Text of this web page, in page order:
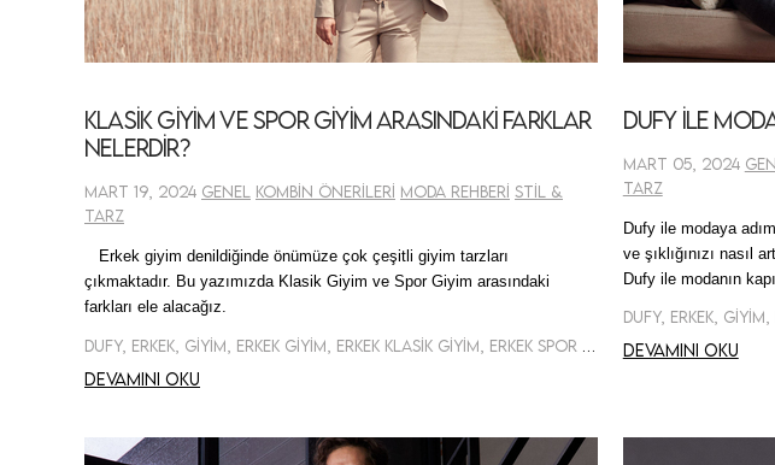
Klasik Giyim ve Spor Giyim Arasındaki Farklar
Nelerdir?
Mart 19, 2024 Genel Kombin Önerileri Moda Rehberi Stil &
Tarz
Erkek giyim denildiğinde önümüze çok çeşitli giyim tarzları
çıkmaktadır. Bu yazımızda Klasik Giyim ve Spor Giyim arasındaki
farkları ele alacağız.
Devamını oku
Dufy ile
Mart 05, 2024
Tarz
Dufy ile modaya
ve şıklığınızı nasıl
Dufy ile modanın
Dufy, Erkek,
Devamını oku